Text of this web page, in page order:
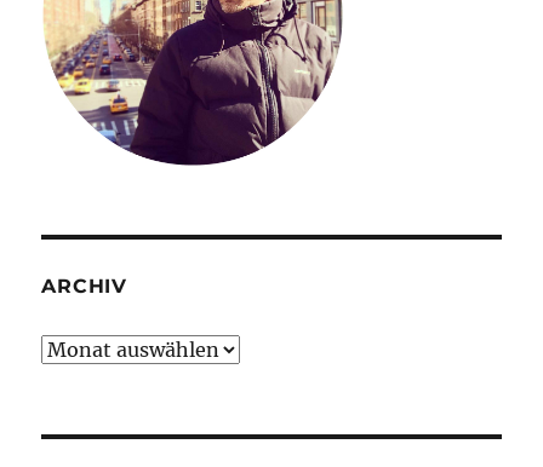
ARCHIV
Archiv